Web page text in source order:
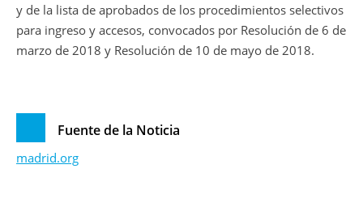
y de la lista de aprobados de los procedimientos selectivos
para ingreso y accesos, convocados por Resolución de 6 de
marzo de 2018 y Resolución de 10 de mayo de 2018.
Fuente de la Noticia
madrid.org